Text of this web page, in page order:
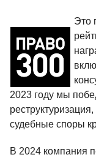
Это
2023 году мы
судебные споры
В 2024 компания